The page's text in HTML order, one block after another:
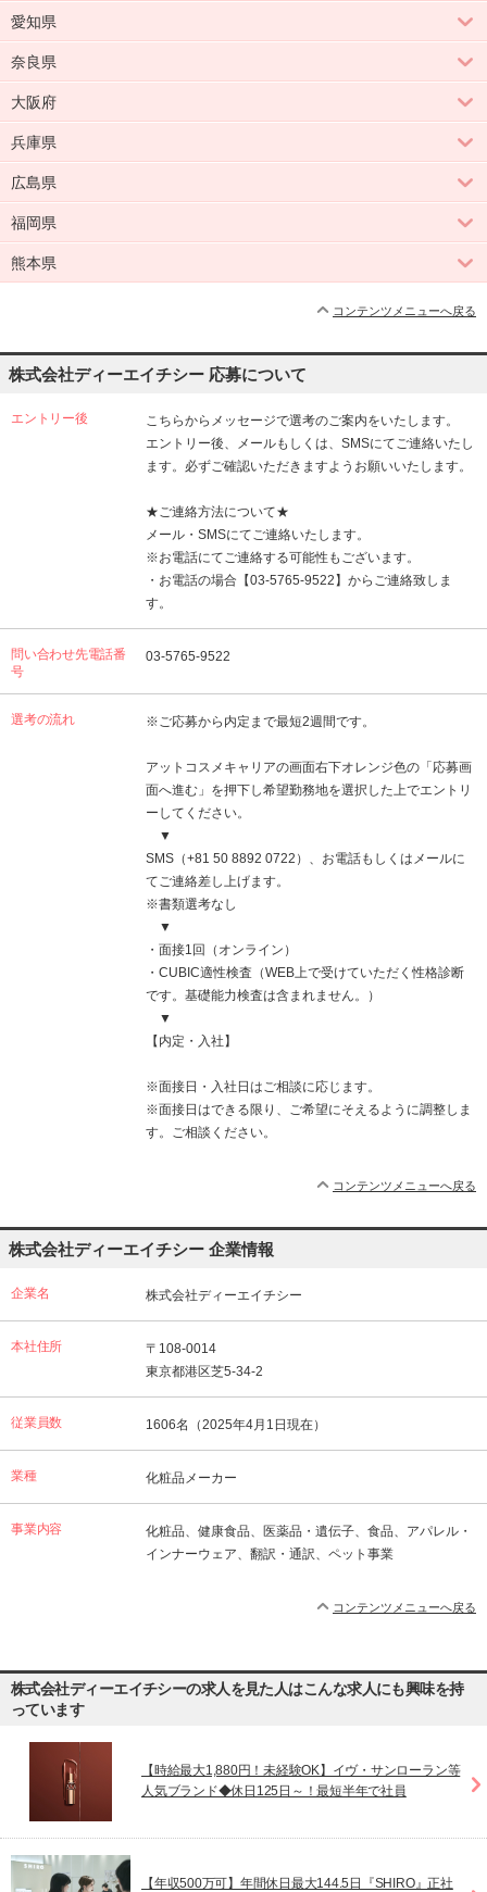
愛知県
奈良県
大阪府
兵庫県
広島県
福岡県
熊本県
コンテンツメニューへ戻る
株式会社ディーエイチシー 応募について
エントリー後
こちらからメッセージで選考のご案内をいたします。
エントリー後、メールもしくは、SMSにてご連絡いたし
ます。必ずご確認いただきますようお願いいたします。
★ご連絡方法について★
メール・SMSにてご連絡いたします。
※お電話にてご連絡する可能性もございます。
・お電話の場合【03‐5765‐9522】からご連絡致しま
す。
問い合わせ先電話番
号
03‐5765‐9522
選考の流れ ※ご応募から内定まで最短2週間です。
アットコスメキャリアの画面右下オレンジ色の「応募画
面へ進む」を押下し希望勤務地を選択した上でエントリ
ーしてください。
▼
SMS（+81 50 8892 0722）、お電話もしくはメールに
てご連絡差し上げます。
※書類選考なし
▼
・面接1回（オンライン）
・CUBIC適性検査（WEB上で受けていただく性格診断
です。基礎能力検査は含まれません。）
▼
【内定・入社】
※面接日・入社日はご相談に応じます。
※面接日はできる限り、ご希望にそえるように調整しま
す。ご相談ください。
コンテンツメニューへ戻る
株式会社ディーエイチシー 企業情報
企業名 株式会社ディーエイチシー
本社住所
〒108-0014
東京都港区芝5-34-2
従業員数 1606名（2025年4月1日現在）
業種 化粧品メーカー
事業内容
化粧品、健康食品、医薬品・遺伝子、食品、アパレル・
インナーウェア、翻訳・通訳、ペット事業
コンテンツメニューへ戻る
株式会社ディーエイチシーの求人を見た人はこんな求人にも興味を持
っています
【時給最大1,880円！未経験OK】イヴ・サンローラン等
人気ブランド◆休日125日～！最短半年で社員
【年収500万可】年間休日最大144.5日『SHIRO』正社